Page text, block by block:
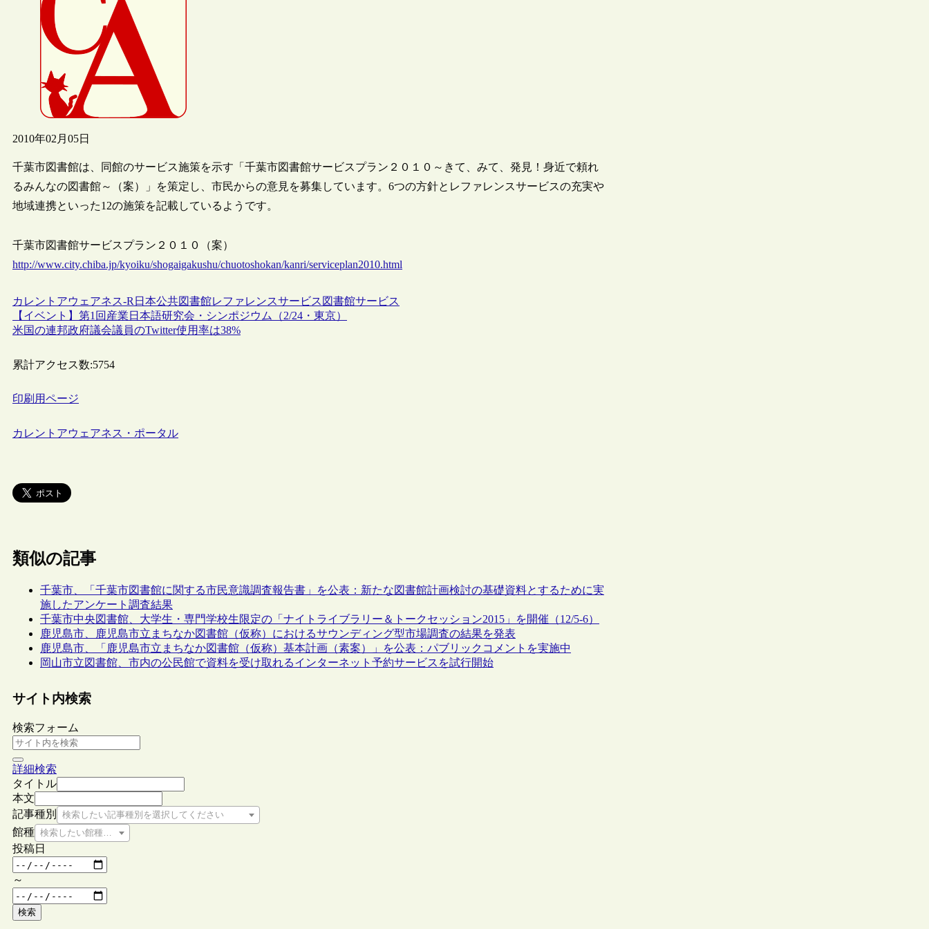
2010年02月05日
千葉市図書館は、同館のサービス施策を示す「千葉市図書館サービスプラン２０１０～きて、みて、発見！身近で頼れ
るみんなの図書館～（案）」を策定し、市民からの意見を募集しています。6つの方針とレファレンスサービスの充実や
地域連携といった12の施策を記載しているようです。
千葉市図書館サービスプラン２０１０（案）
http://www.city.chiba.jp/kyoiku/shogaigakushu/chuotoshokan/kanri/serviceplan2010.html
カレントアウェアネス-R 日本公共図書館レファレンスサービス 図書館サービス
【イベント】第1回産業日本語研究会・シンポジウム（2/24・東京）
米国の連邦政府議会議員のTwitter使用率は38%
累計アクセス数:5754
印刷用ページ
カレントアウェアネス・ポータル
類似の記事
千葉市、「千葉市図書館に関する市民意識調査報告書」を公表：新たな図書館計画検討の基礎資料とするために実
施したアンケート調査結果
千葉市中央図書館、大学生・専門学校生限定の「ナイトライブラリー＆トークセッション2015」を開催（12/5-6）
鹿児島市、鹿児島市立まちなか図書館（仮称）におけるサウンディング型市場調査の結果を発表
鹿児島市、「鹿児島市立まちなか図書館（仮称）基本計画（素案）」を公表：パブリックコメントを実施中
岡山市立図書館、市内の公民館で資料を受け取れるインターネット予約サービスを試行開始
サイト内検索
検索フォーム
詳細検索
タイトル
本文
記事種別
検索したい記事種別を選択してください
館種 検索したい館種を選択してください
投稿日
～
検索